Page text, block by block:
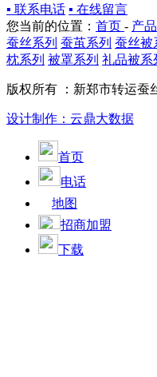
▪ 联系电话 ▪ 在线留言
您当前的位置： 首页 - 产
蚕丝系列 蚕茧系列 蚕丝被
枕系列 被罩系列 礼品被系
版权所有 ：新郑市转运蚕
设计制作：云鼎大数据
首页
电话
地图
招商加盟
下载